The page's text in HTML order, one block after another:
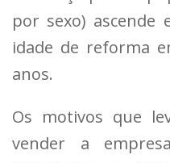
por sexo) ascende
idade de reforma
anos.
Os motivos que
vender a